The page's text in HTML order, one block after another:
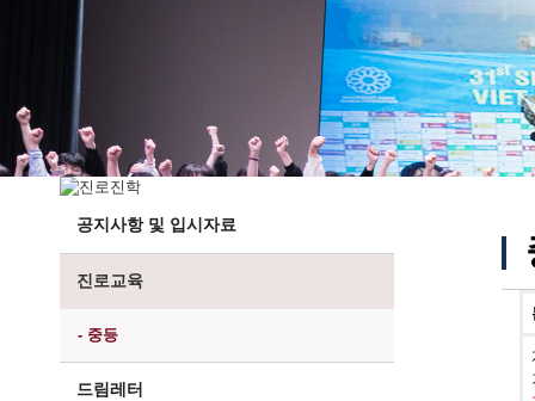
교직원현황
학생현황
위치/전화
전경사진
공지사항 및 입시자료
진로교육
- 중등
드림레터